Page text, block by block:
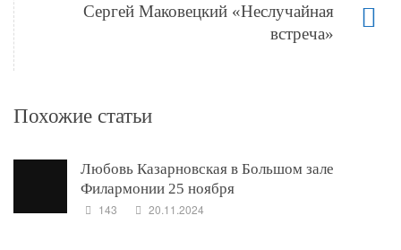
Сергей Маковецкий «Неслучайная
встреча»
Похожие статьи
Любовь Казарновская в Большом зале
Филармонии 25 ноября
143 20.11.2024